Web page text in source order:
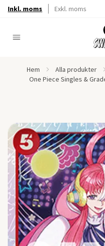
Inkl. moms Exkl. moms
Hem Alla produkter
One Piece Singles &